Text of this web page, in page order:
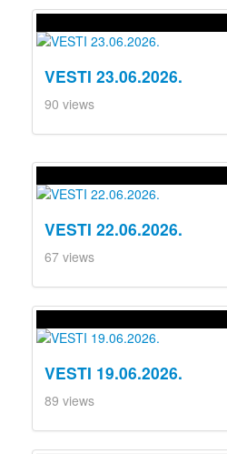
VESTI 23.06.2026.
90 views
VESTI 22.06.2026.
67 views
VESTI 19.06.2026.
89 views